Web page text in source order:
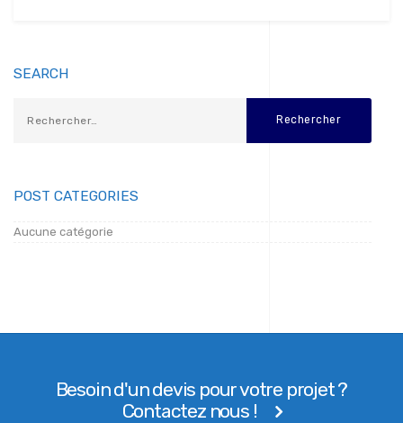
SEARCH
POST CATEGORIES
Aucune catégorie
Besoin d'un devis pour votre projet ?
Contactez nous !